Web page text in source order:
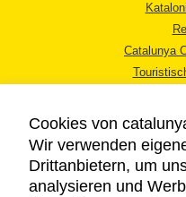
Catalunya
Cookies von
Wir verwenden
Drittanbietern, um
analysieren und